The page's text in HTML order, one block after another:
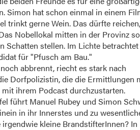
Simon hat schon einmal in einem
trinkt gerne Wein. Das dürfte
Nobellokal mitten in der Provinz
Schatten stellen. Im Lichte betrachtet
für "Pfusch am Bau."
abbrennt, riecht es stark nach
Dorfpolizistin, die die Ermittlungen
ihrem Podcast durchzustarten.
führt Manuel Rubey und Simon
in ihr Innerstes und zu
kleine BrandstifterInnen? In